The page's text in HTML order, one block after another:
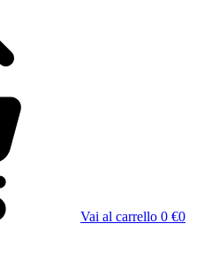
Vai al carrello 0 €0